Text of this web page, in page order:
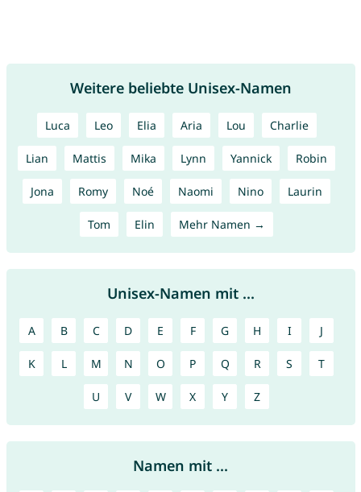
Weitere beliebte Unisex-Namen
Luca Leo Elia Aria Lou Charlie
Lian Mattis Mika Lynn Yannick Robin
Jona Romy Noé Naomi Nino Laurin
Tom Elin Mehr Namen →
Unisex-Namen mit ...
A B C D E F G H I J
K L M N O P Q R S T
U V W X Y Z
Namen mit ...